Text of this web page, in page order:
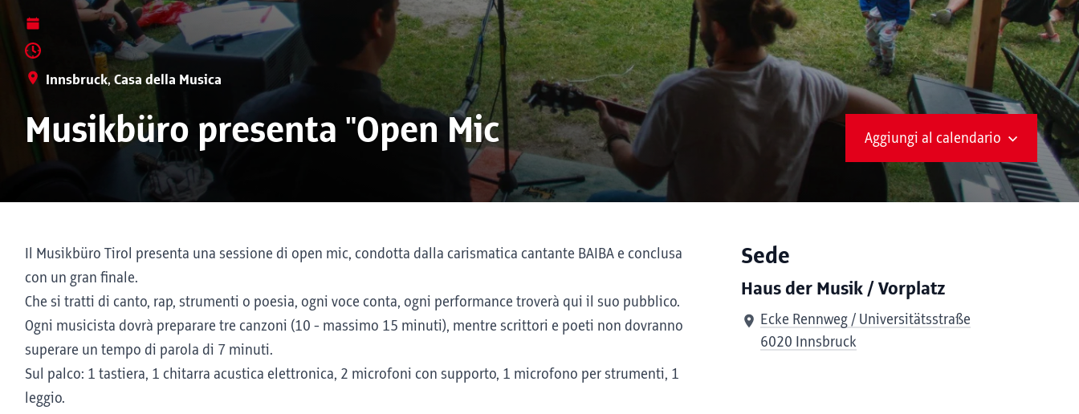
Innsbruck, Casa della Musica
Musikbüro presenta "Open Mic Aggiungi al calendario
Il Musikbüro Tirol presenta una sessione di open mic, condotta dalla carismatica cantante BAIBA e conclusa
con un gran finale.
Che si tratti di canto, rap, strumenti o poesia, ogni voce conta, ogni performance troverà qui il suo pubblico.
Ogni musicista dovrà preparare tre canzoni (10 - massimo 15 minuti), mentre scrittori e poeti non dovranno
superare un tempo di parola di 7 minuti.
Sul palco: 1 tastiera, 1 chitarra acustica elettronica, 2 microfoni con supporto, 1 microfono per strumenti, 1
leggio.
Sede
Haus der Musik / Vorplatz
Ecke Rennweg / Universitätsstraße
6020 Innsbruck